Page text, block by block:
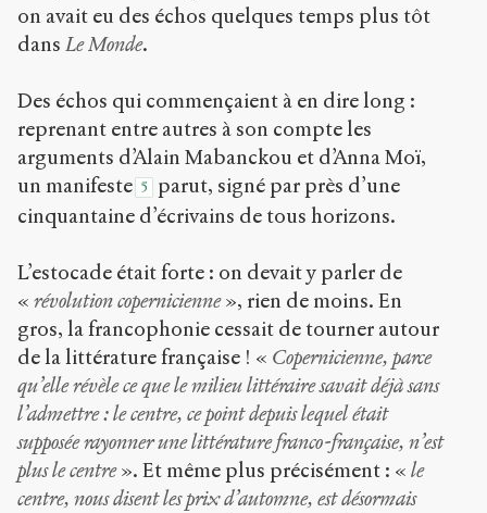
on avait eu des échos quelques temps plus tôt
dans Le Monde.
Des échos qui commençaient à en dire long :
reprenant entre autres à son compte les
arguments d’Alain Mabanckou et d’Anna Moï,
un manifeste 5 parut, signé par près d’une
cinquantaine d’écrivains de tous horizons.
L’estocade était forte : on devait y parler de
« révolution copernicienne», rien de moins. En
gros, la francophonie cessait de tourner autour
de la littérature française ! « Copernicienne, parce
qu’elle révèle ce que le milieu littéraire savait déjà sans
l’admettre : le centre, ce point depuis lequel était
supposée rayonner une littérature franco-française, n’est
plus le centre». Et même plus précisément : « le
centre, nous disent les prix d’automne, est désormais